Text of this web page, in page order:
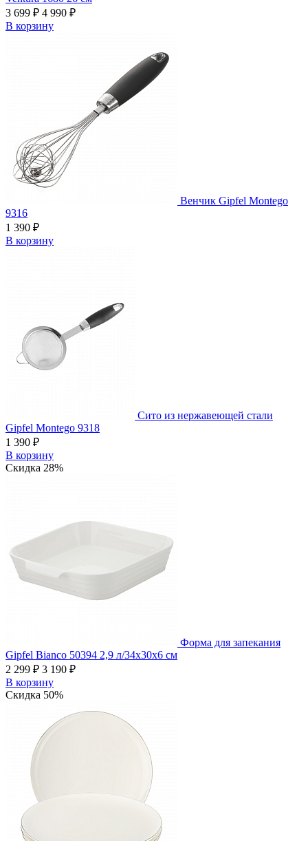
3 699 ₽ 4 990 ₽
В корзину
Венчик Gipfel Montego
9316
1 390 ₽
В корзину
Сито из нержавеющей стали
Gipfel Montego 9318
1 390 ₽
В корзину
Скидка 28%
Форма для запекания
Gipfel Bianco 50394 2,9 л/34x30x6 см
2 299 ₽ 3 190 ₽
В корзину
Скидка 50%